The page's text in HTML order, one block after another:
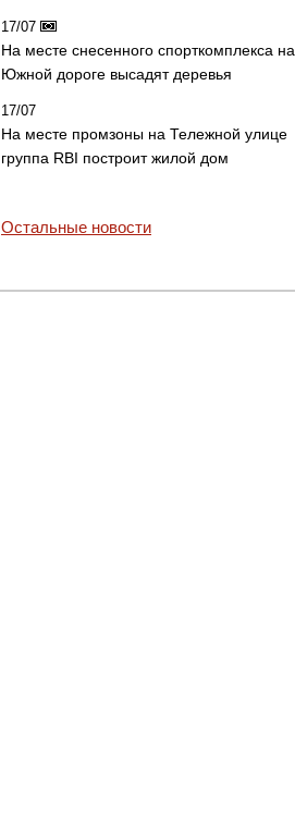
17/07
На месте снесенного спорткомплекса на
Южной дороге высадят деревья
17/07
На месте промзоны на Тележной улице
группа RBI построит жилой дом
Остальные новости